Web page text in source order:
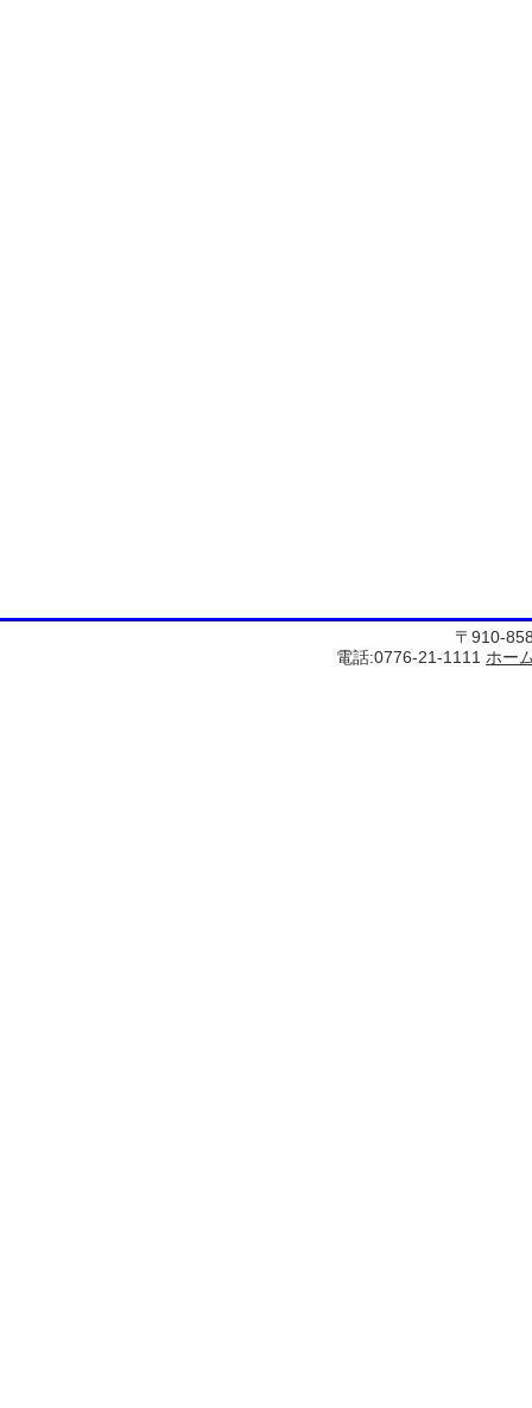
〒910-
電話:0776-21-1111 ホー